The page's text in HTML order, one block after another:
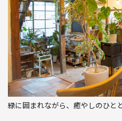
緑に囲まれながら、癒やしのひと